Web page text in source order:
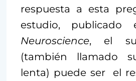
respuesta a esta
estudio,
Neuroscience, el
(también llamado
lenta) puede ser el